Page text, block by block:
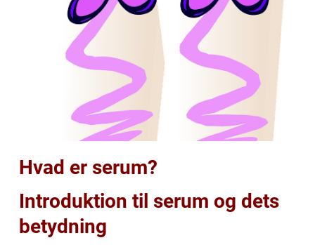
Hvad er serum?
Introduktion til serum og dets
betydning